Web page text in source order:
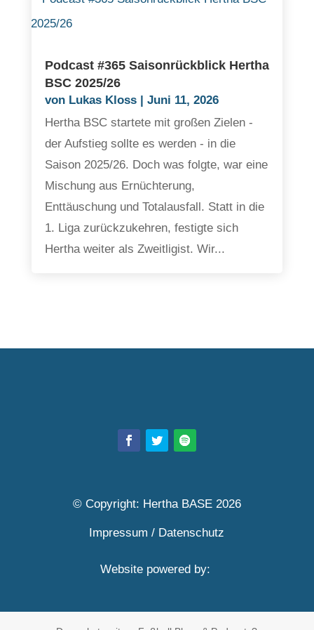
Podcast #365 Saisonrückblick Hertha
BSC 2025/26
von Lukas Kloss| Juni 11, 2026
Hertha BSC startete mit großen Zielen -
der Aufstieg sollte es werden - in die
Saison 2025/26. Doch was folgte, war eine
Mischung aus Ernüchterung,
Enttäuschung und Totalausfall. Statt in die
1. Liga zurückzukehren, festigte sich
Hertha weiter als Zweitligist. Wir...
© Copyright: Hertha BASE 2026
Impressum / Datenschutz
Website powered by: